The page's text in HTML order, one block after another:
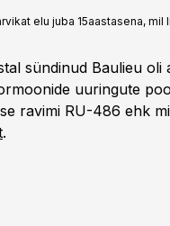
elu juba 15aastasena,
sündinud Baulieu
uuringute
ravimi RU-486 ehk
.